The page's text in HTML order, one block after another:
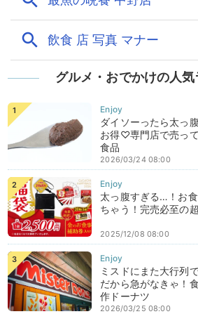
グルメ・おでかけの人
ダイソーったら太っ
お得♡専門店で売っ
食品
2026/03/24 08:00
太っ腹すぎる…！お
ちゃう！完売必至の
2025/12/08 08:00
ミスドにまた大行列
だから急がなきゃ！
作ドーナツ
2026/03/25 08:00